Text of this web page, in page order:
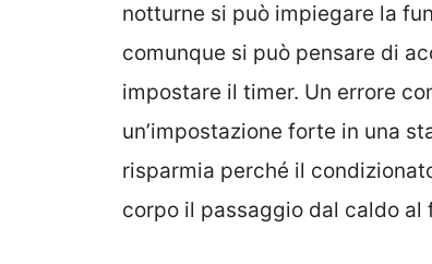
notturne si può impiegare la
comunque si può pensare di
impostare il timer. Un errore
un’impostazione forte in una
risparmia perché il
corpo il passaggio dal caldo